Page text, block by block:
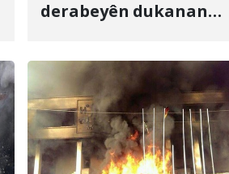
derabeyên dukanan